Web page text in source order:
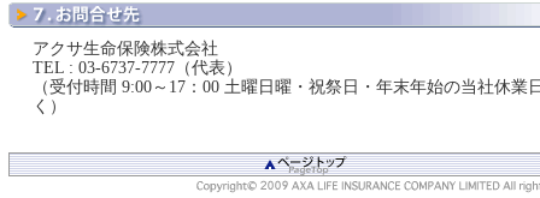
アクサ生命保険株式会社
TEL : 03-6737-7777（代表）
（受付時間 9:00～17：00 土曜日曜・祝祭日・年末年始の当社休業
く）